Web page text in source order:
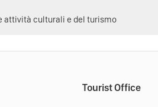
attività culturali e del turismo
Tourist Office